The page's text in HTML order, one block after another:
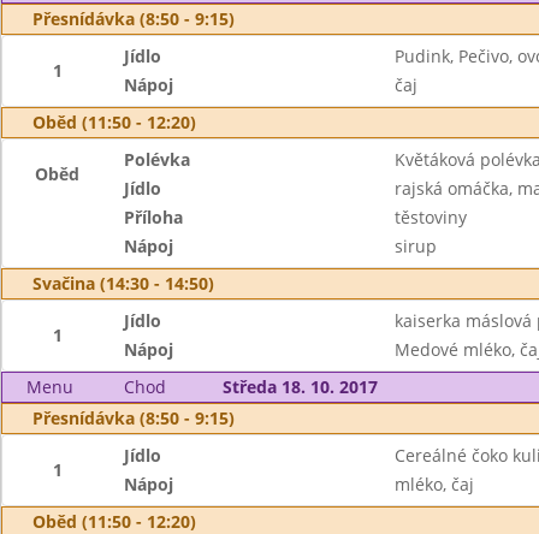
Přesnídávka (8:50 - 9:15)
1
Jídlo
Pudink, Pečivo,
Nápoj
čaj
Oběd (11:50 - 12:20)
Oběd
Polévka
Květáková
Jídlo
rajská omáčka,
Příloha
těstoviny
Nápoj
sirup
Svačina (14:30 - 14:50)
1
Jídlo
kaiserka
Nápoj
Medové mléko,
Menu
Chod
Středa 18. 10. 2017
Přesnídávka (8:50 - 9:15)
1
Jídlo
Cereálné čoko
Nápoj
mléko, čaj
Oběd (11:50 - 12:20)